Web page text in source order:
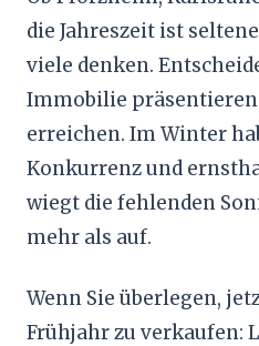
die Jahreszeit ist
viele denken.
Immobilie präsentieren
erreichen. Im Winter
Konkurrenz und
wiegt die fehlenden
mehr als auf.
Wenn Sie überlegen,
Frühjahr zu verkaufen: